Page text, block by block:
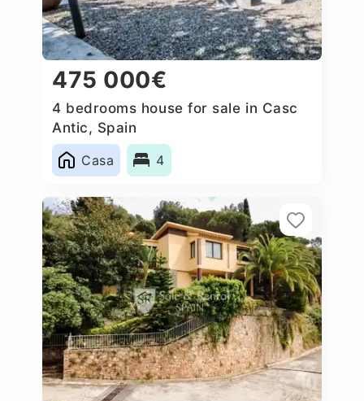
475 000€
4 bedrooms house for sale in Casc
Antic, Spain
Casa
4